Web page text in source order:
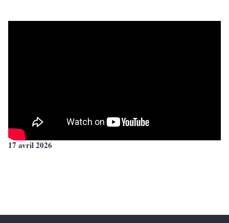
17 avril 2026